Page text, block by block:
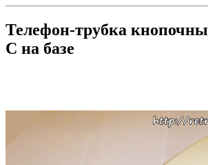
Телефон-трубка
C на базе